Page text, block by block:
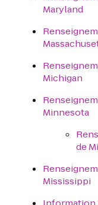
Maryland
Michigan
Minnesota
de
Mississippi